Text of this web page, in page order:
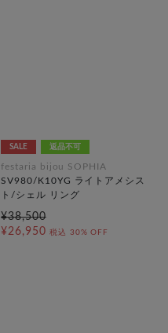
SALE 返品不可
festaria bijou SOPHIA
SV980/K10YG ライトアメシス
ト/シェル リング
¥38,500
¥26,950 税込 30% OFF